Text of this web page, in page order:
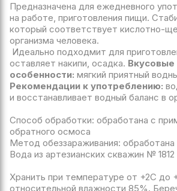
Предназначена для ежедневного
на работе, приготовления пищи.
который соответствует кислотно-
организма человека.
Идеально подходмит для
оставляет накипи, осадка. Вкусовые
особенности: мягкий приятный
Рекомендации к употреблению:
и восстанавливает водный баланс в
Способ обработки: обработана с
обратного осмоса
Метод обеззараживания: обработана
Вода из артезианских скважин №
Хранить при температуре от +2С до
относительной влажности 85%.